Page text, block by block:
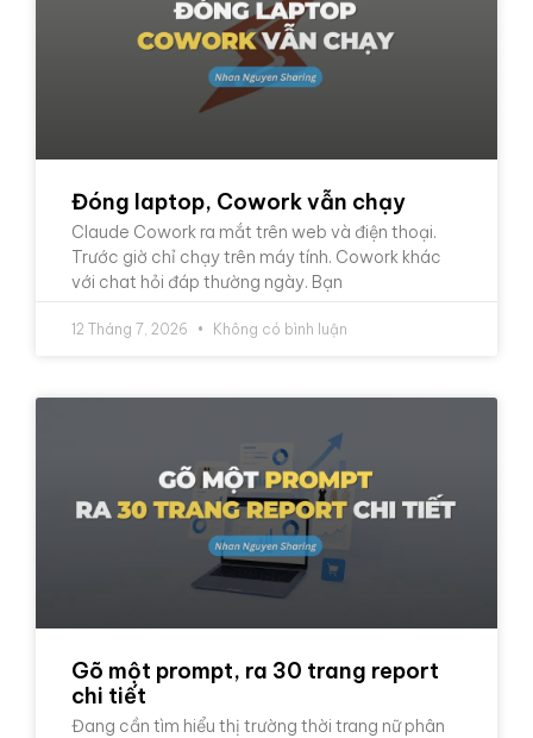
Đóng laptop, Cowork vẫn chạy
Claude Cowork ra mắt trên web và điện thoại.
Trước giờ chỉ chạy trên máy tính. Cowork khác
với chat hỏi đáp thường ngày. Bạn
12 Tháng 7, 2026 Không có bình luận
Gõ một prompt, ra 30 trang report
chi tiết
Đang cần tìm hiểu thị trường thời trang nữ phân